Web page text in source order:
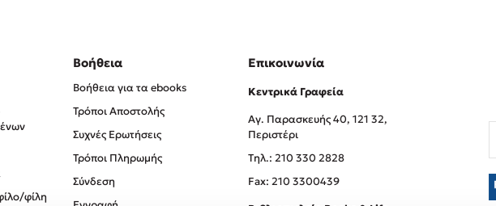
φίλη
Βοήθεια
Βοήθεια για τα ebooks
Τρόποι Αποστολής
Συχνές Ερωτήσεις
Τρόποι Πληρωμής
Σύνδεση
Επικοινωνία
Κεντρικά Γραφεία
Αγ. Παρασκευής 40, 121 32,
Περιστέρι
Tηλ.: 210 330 2828
Fax: 210 3300439